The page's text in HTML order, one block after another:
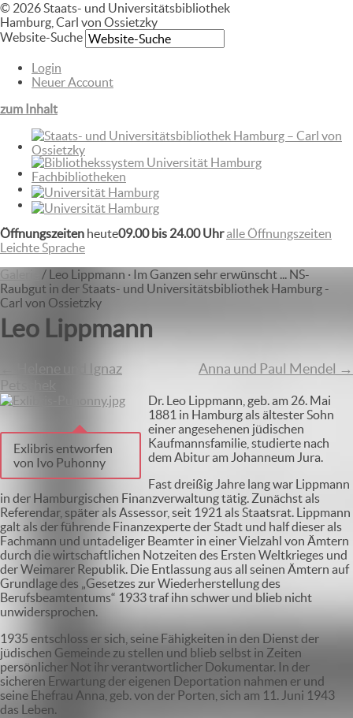
© 2026 Staats- und Universitätsbibliothek
Hamburg, Carl von Ossietzky
Website-Suche
Login
Neuer Account
zum Inhalt
Öffnungszeiten heute09.00 bis 24.00 Uhralle Öffnungszeiten
Leichte Sprache
Galerie
/
Leo Lippmann · Im Ganzen sehr erwünscht ... NS-
Raubgut in der Staats- und Universitätsbibliothek Hamburg -
Carl von Ossietzky
Leo Lippmann
← Helene und Ignaz
Petschek
Anna und Paul Mendel →
Exlibris entworfen
von Ivo Puhonny
Dr. Leo Lippmann, geb. am 26. Mai
1881 in Hamburg als ältester Sohn
einer angesehenen jüdischen
Kaufmannsfamilie, studierte nach
dem Abitur am Johanneum Jura.
Fast dreißig Jahre lang war Lippmann
in der Hamburgischen Finanzverwaltung tätig. Zunächst als
Referendar, später als Assessor, seit 1921 als Staatsrat. Lippmann
galt als der führende Finanzexperte der Stadt und half dieser als
Fachmann und untadeliger Beamter in einer Vielzahl von Ämtern
durch die wirtschaftlichen Notzeiten des Ersten Weltkrieges und
der Weimarer Republik. Die Entlassung aus all seinen Ämtern auf
Grundlage des „Gesetzes zur Wiederherstellung des
Berufsbeamtentums“ 1933 traf ihn schwer und blieb nicht
unwidersprochen.
1935 entschloss er sich, seine Fähigkeiten in den Dienst der
jüdischen Gemeinde zu stellen und blieb selbst in Zeiten
persönlicher Not ihr verantwortlicher Dokumentar. In der
sicheren Erwartung der eigenen Deportation nahmen er und
seine Ehefrau Anna, geb. von der Porten, sich am 11. Juni 1943
das Leben.